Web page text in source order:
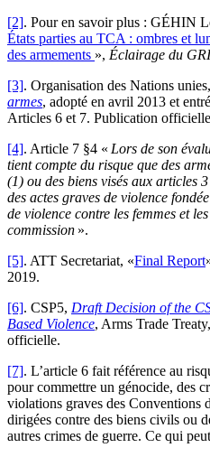
[2]. Pour en savoir plus : GÉHIN
États parties au TCA : ombres et
des armements », Éclairage du
[3]. Organisation des Nations unies,
armes, adopté en avril 2013 et
Articles 6 et 7. Publication
[4]. Article 7 §4 « Lors de son
tient compte du risque que des
(1) ou des biens visés aux articles
des actes graves de violence
de violence contre les femmes et
commission ».
[5]. ATT Secretariat, «Final Report
2019.
[6]. CSP5, Draft Decision of the
Based Violence, Arms Trade
officielle.
[7]. L’article 6 fait référence au
pour commettre un génocide, des
violations graves des Conventions
dirigées contre des biens civils ou
autres crimes de guerre. Ce qui